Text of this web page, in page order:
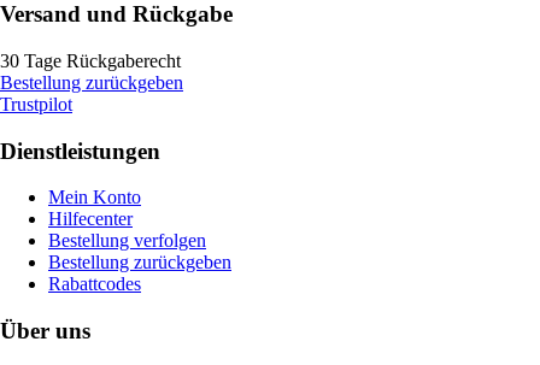
Versand und Rückgabe
30 Tage Rückgaberecht
Bestellung zurückgeben
Trustpilot
Dienstleistungen
Mein Konto
Hilfecenter
Bestellung verfolgen
Bestellung zurückgeben
Rabattcodes
Über uns